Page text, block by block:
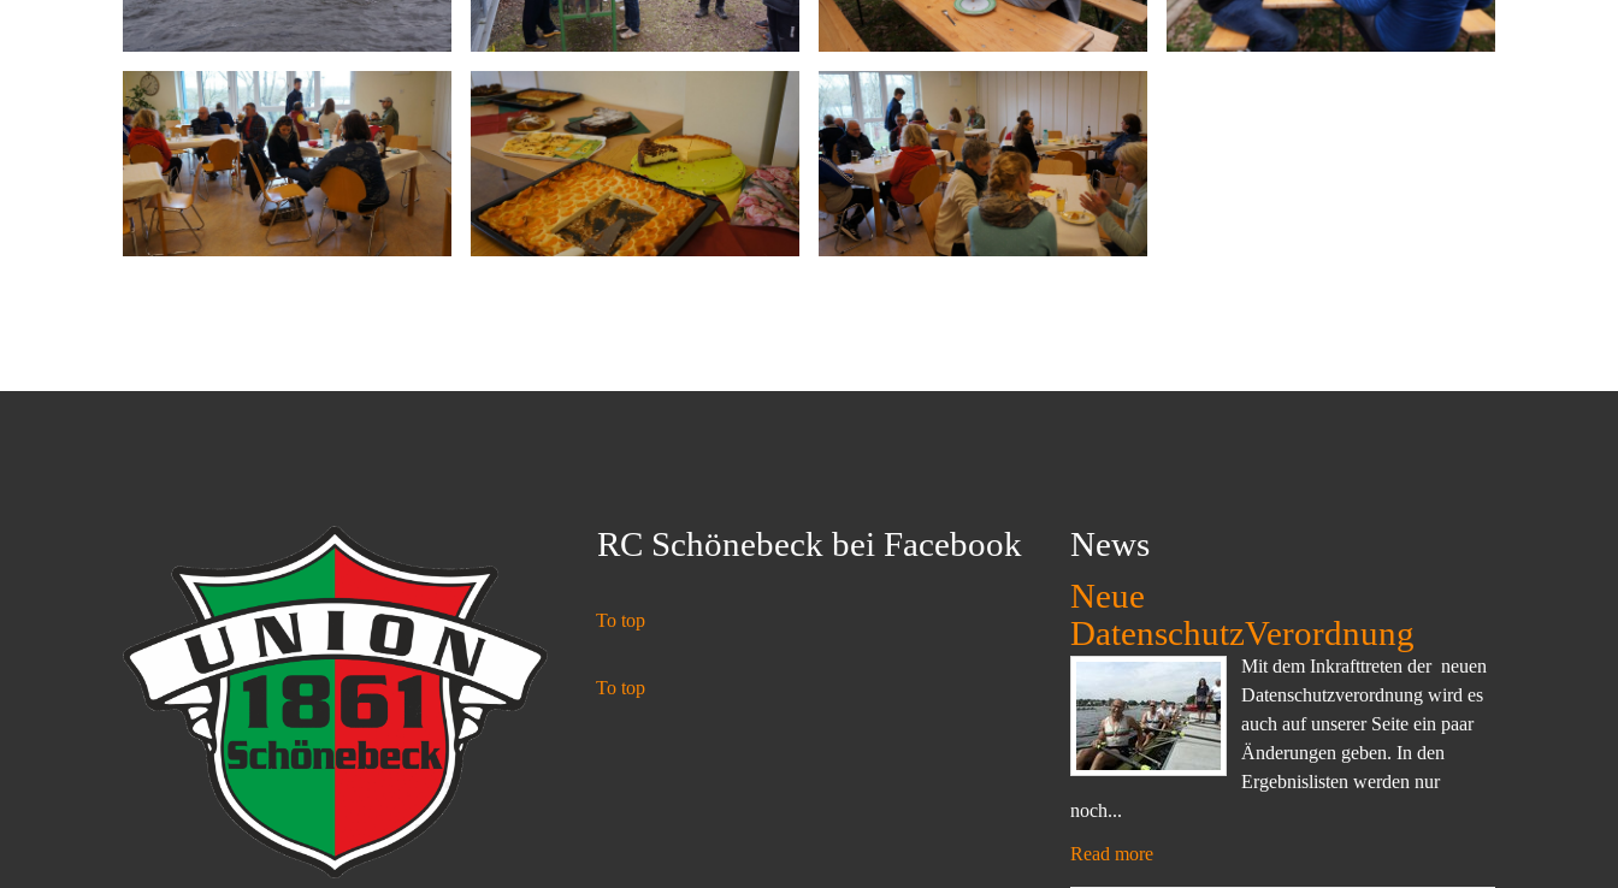
RC Schönebeck bei Facebook
To top
To top
News
Neue
DatenschutzVerordnung
Mit dem Inkrafttreten der neuen
Datenschutzverordnung wird es
auch auf unserer Seite ein paar
Änderungen geben. In den
Ergebnislisten werden nur
noch...
Read more